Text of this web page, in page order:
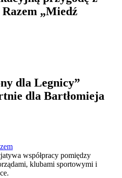
„Miedź
dla Legnicy”
dla Bartłomieja
współpracy pomiędzy
klubami sportowymi i